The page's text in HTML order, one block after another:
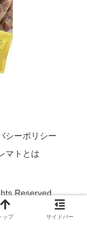
シーポリシー
マトとは
Reserved.
ップ サイドバー